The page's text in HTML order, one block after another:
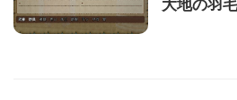
大地の羽